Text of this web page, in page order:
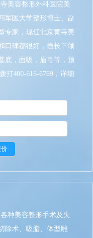
美容整形外科医院美
军医大学整形博士、副
专家，现任北京黄寺美
口碑都很好，擅长下颌
底，面吸，眉弓等，预
打400-616-6769，详细
种美容整形手术及失
除术、吸脂、体型雕